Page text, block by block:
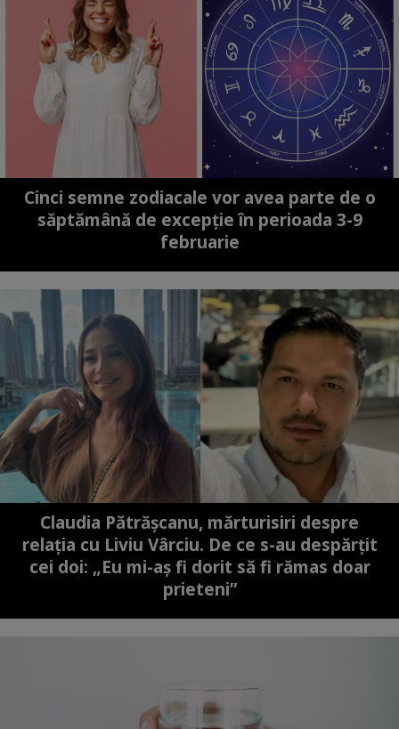
Cinci semne zodiacale vor avea parte de o
săptămână de excepție în perioada 3-9
februarie
Claudia Pătrășcanu, mărturisiri despre
relația cu Liviu Vârciu. De ce s-au despărțit
cei doi: „Eu mi-aș fi dorit să fi rămas doar
prieteni”